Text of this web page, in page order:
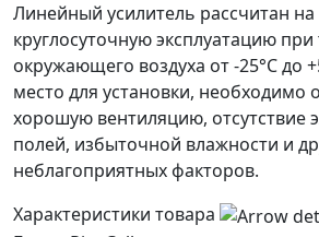
Линейный усилитель рассчитан
круглосуточную эксплуатацию
окружающего воздуха от -25°C до
место для установки, необходимо
хорошую вентиляцию, отсутствие
полей, избыточной влажности и
неблагоприятных факторов.
Характеристики товара